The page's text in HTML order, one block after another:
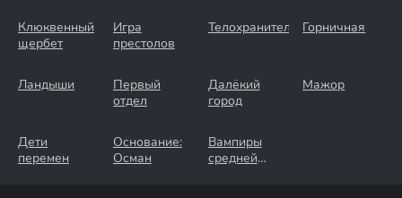
Клюквенный
щербет
Игра
престолов
Телохранители Горничная
Ландыши
Первый
отдел
Далёкий
город
Мажор
Дети
перемен
Основание:
Осман
Вампиры
средней